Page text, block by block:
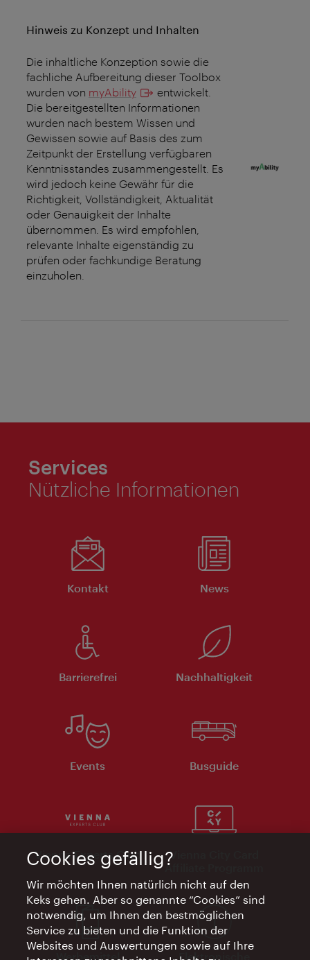
Hinweis zu Konzept und Inhalten
Die inhaltliche Konzeption sowie die
fachliche Aufbereitung dieser Toolbox
wurden von myAbility
entwickelt.
Die bereitgestellten Informationen
wurden nach bestem Wissen und
Gewissen sowie auf Basis des zum
Zeitpunkt der Erstellung verfügbaren
Kenntnisstandes zusammengestellt. Es
wird jedoch keine Gewähr für die
Richtigkeit, Vollständigkeit, Aktualität
oder Genauigkeit der Inhalte
übernommen. Es wird empfohlen,
relevante Inhalte eigenständig zu
prüfen oder fachkundige Beratung
einzuholen.
Services
Nützliche Informationen
Kontakt News
Barrierefrei Nachhaltigkeit
Events Busguide
Vienna Experts Club
Vienna City Card
Affiliate Programm
Werbemittel Elektronische
Cookies gefällig?
Wir möchten Ihnen natürlich nicht auf den
Keks gehen. Aber so genannte “Cookies” sind
notwendig, um Ihnen den bestmöglichen
Service zu bieten und die Funktion der
Websites und Auswertungen sowie auf Ihre